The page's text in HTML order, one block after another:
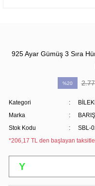
925 Ayar Gümüş 3 Sıra
%20
Kategori
Marka
Stok Kodu
SBL-
*206,17 TL den başlayan